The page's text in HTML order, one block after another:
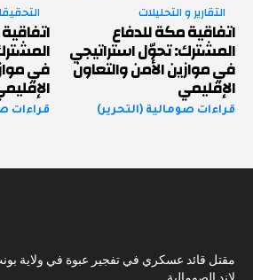
التقارير و التحليلات
اتفاقية مكة للدفاع
المشترك: تحوّل استراتيجي
في موازين الأمن والتعاون
الإقليمي
قراءات صومالية (التحرير)
في
قراءات
مقتل قائد عسكري في تفجير عبوة في ولاية